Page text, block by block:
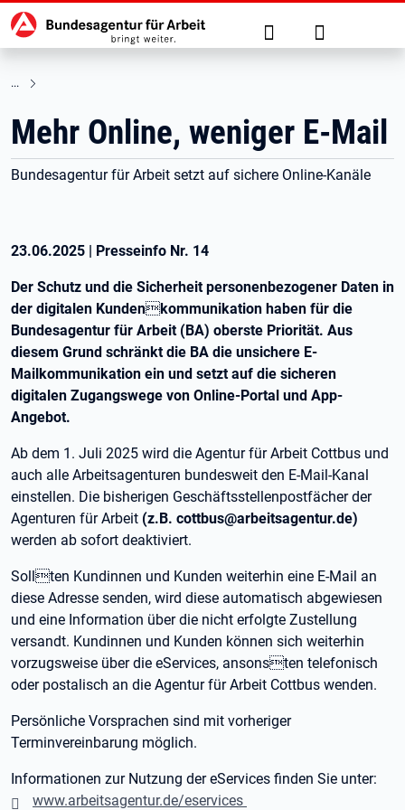
zu den Hauptinhalten springen
Hauptnavigation Suche Anmelden
Mehr Online, weniger E-Mail
Bundesagentur für Arbeit setzt auf sichere Online-Kanäle
23.06.2025 | Presseinfo Nr. 14
Der Schutz und die Sicherheit personenbezogener Daten in
der digitalen Kundenkommunikation haben für die
Bundesagentur für Arbeit (BA) oberste Priorität. Aus
diesem Grund schränkt die BA die unsichere E-
Mailkommunikation ein und setzt auf die sicheren
digitalen Zugangswege von Online-Portal und App-
Angebot.
Ab dem 1. Juli 2025 wird die Agentur für Arbeit Cottbus und
auch alle Arbeitsagenturen bundesweit den E-Mail-Kanal
einstellen. Die bisherigen Geschäftsstellenpostfächer der
Agenturen für Arbeit (z.B. cottbus@arbeitsagentur.de)
werden ab sofort deaktiviert.
Sollten Kundinnen und Kunden weiterhin eine E-Mail an
diese Adresse senden, wird diese automatisch abgewiesen
und eine Information über die nicht erfolgte Zustellung
versandt. Kundinnen und Kunden können sich weiterhin
vorzugsweise über die eServices, ansonsten telefonisch
oder postalisch an die Agentur für Arbeit Cottbus wenden.
Persönliche Vorsprachen sind mit vorheriger
Terminvereinbarung möglich.
Informationen zur Nutzung der eServices finden Sie unter:
www.arbeitsagentur.de/eservices